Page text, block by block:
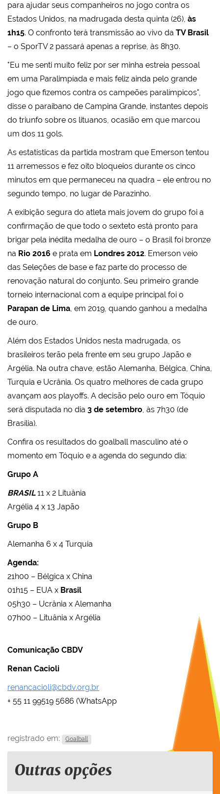
para ajudar seus companheiros no jogo contra os
Estados Unidos, na madrugada desta quinta (26), às
1h15. O confronto terá transmissão ao vivo da TV Brasil
– o SporTV 2 passará apenas a reprise, às 8h30.
"Eu me senti muito feliz por ser minha estreia pessoal
em uma Paralimpíada e mais feliz ainda pelo grande
jogo que fizemos contra os campeões paralímpicos",
disse o paraibano de Campina Grande, instantes depois
do triunfo sobre os lituanos, ocasião em que marcou
um dos 11 gols.
As estatísticas da partida mostram que Emerson tentou
11 arremessos e fez oito bloqueios durante os cinco
minutos em que permaneceu na quadra – ele entrou no
segundo tempo, no lugar de Parazinho.
A exibição segura do atleta mais jovem do grupo foi a
confirmação de que todo o sexteto está pronto para
brigar pela inédita medalha de ouro – o Brasil foi bronze
na Rio 2016 e prata em Londres 2012. Emerson veio
das Seleções de base e faz parte do processo de
renovação natural do conjunto. Seu primeiro grande
torneio internacional com a equipe principal foi o
Parapan de Lima, em 2019, quando ganhou a medalha
de ouro.
Além dos Estados Unidos nesta madrugada, os
brasileiros terão pela frente em seu grupo Japão e
Argélia. Na outra chave, estão Alemanha, Bélgica, China,
Turquia e Ucrânia. Os quatro melhores de cada grupo
avançam aos playoffs. A decisão pelo ouro em Tóquio
será disputada no dia 3 de setembro, às 7h30 (de
Brasília).
Confira os resultados do goalball masculino até o
momento em Tóquio e a agenda do segundo dia:
Grupo A
BRASIL11 x 2 Lituânia
Argélia 4 x 13 Japão
Grupo B
Alemanha 6 x 4 Turquia
Agenda:
21h00 – Bélgica x China
01h15 – EUA x Brasil
05h30 – Ucrânia x Alemanha
07h00 – Lituânia x Argélia
Comunicação CBDV
Renan Cacioli
renancacioli@cbdv.org.br
+ 55 11 99519 5686 (WhatsApp
registrado em: Goalball
Outras opções